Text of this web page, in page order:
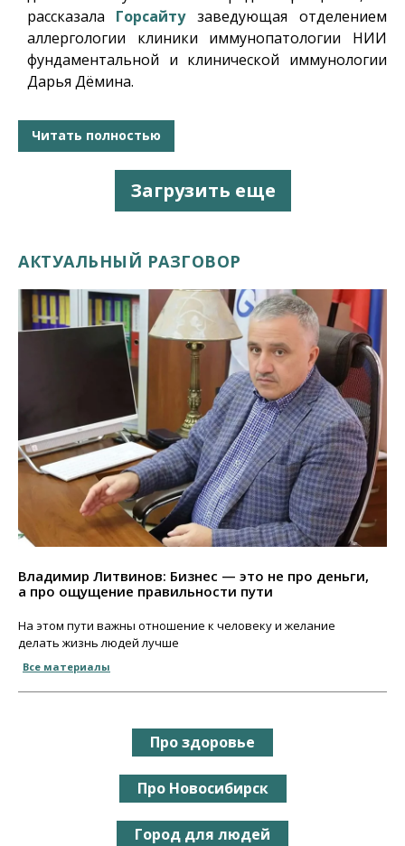
рассказала Горсайтузаведующая отделением
аллергологии клиники иммунопатологии НИИ
фундаментальной и клинической иммунологии
Дарья Дёмина.
Читать полностью
Загрузить еще
АКТУАЛЬНЫЙ РАЗГОВОР
Владимир Литвинов: Бизнес — это не про деньги,
а про ощущение правильности пути
На этом пути важны отношение к человеку и желание
делать жизнь людей лучше
Все материалы
Про здоровье
Про Новосибирск
Город для людей